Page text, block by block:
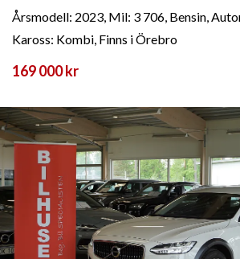
Årsmodell: 2023, Mil: 3 706, Bensin,
Kaross: Kombi, Finns i Örebro
169 000 kr